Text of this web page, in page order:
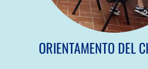
ORIENTAMENTO DEL